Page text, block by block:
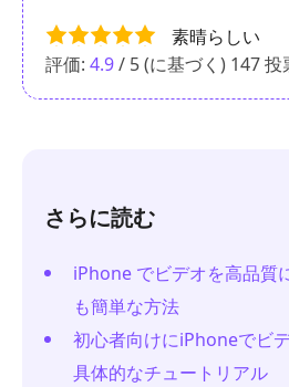
素晴らしい
評価: 4.9/ 5 (に基づく) 147投
さらに読む
iPhone でビデオを高品質
も簡単な方法
初心者向けにiPhoneでビ
具体的なチュートリアル